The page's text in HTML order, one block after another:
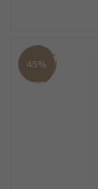
45%